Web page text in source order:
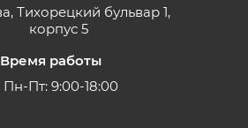
Тихорецкий бульвар 1,
корпус 5
Время работы
Пн-Пт: 9:00-18:00